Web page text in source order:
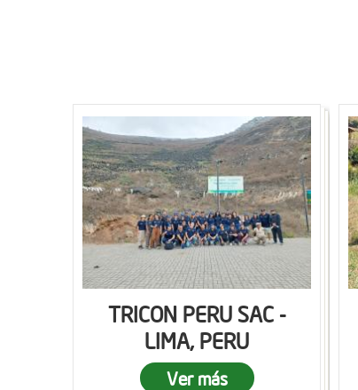
TRICON PERU SAC -
LIMA, PERU
Ver más